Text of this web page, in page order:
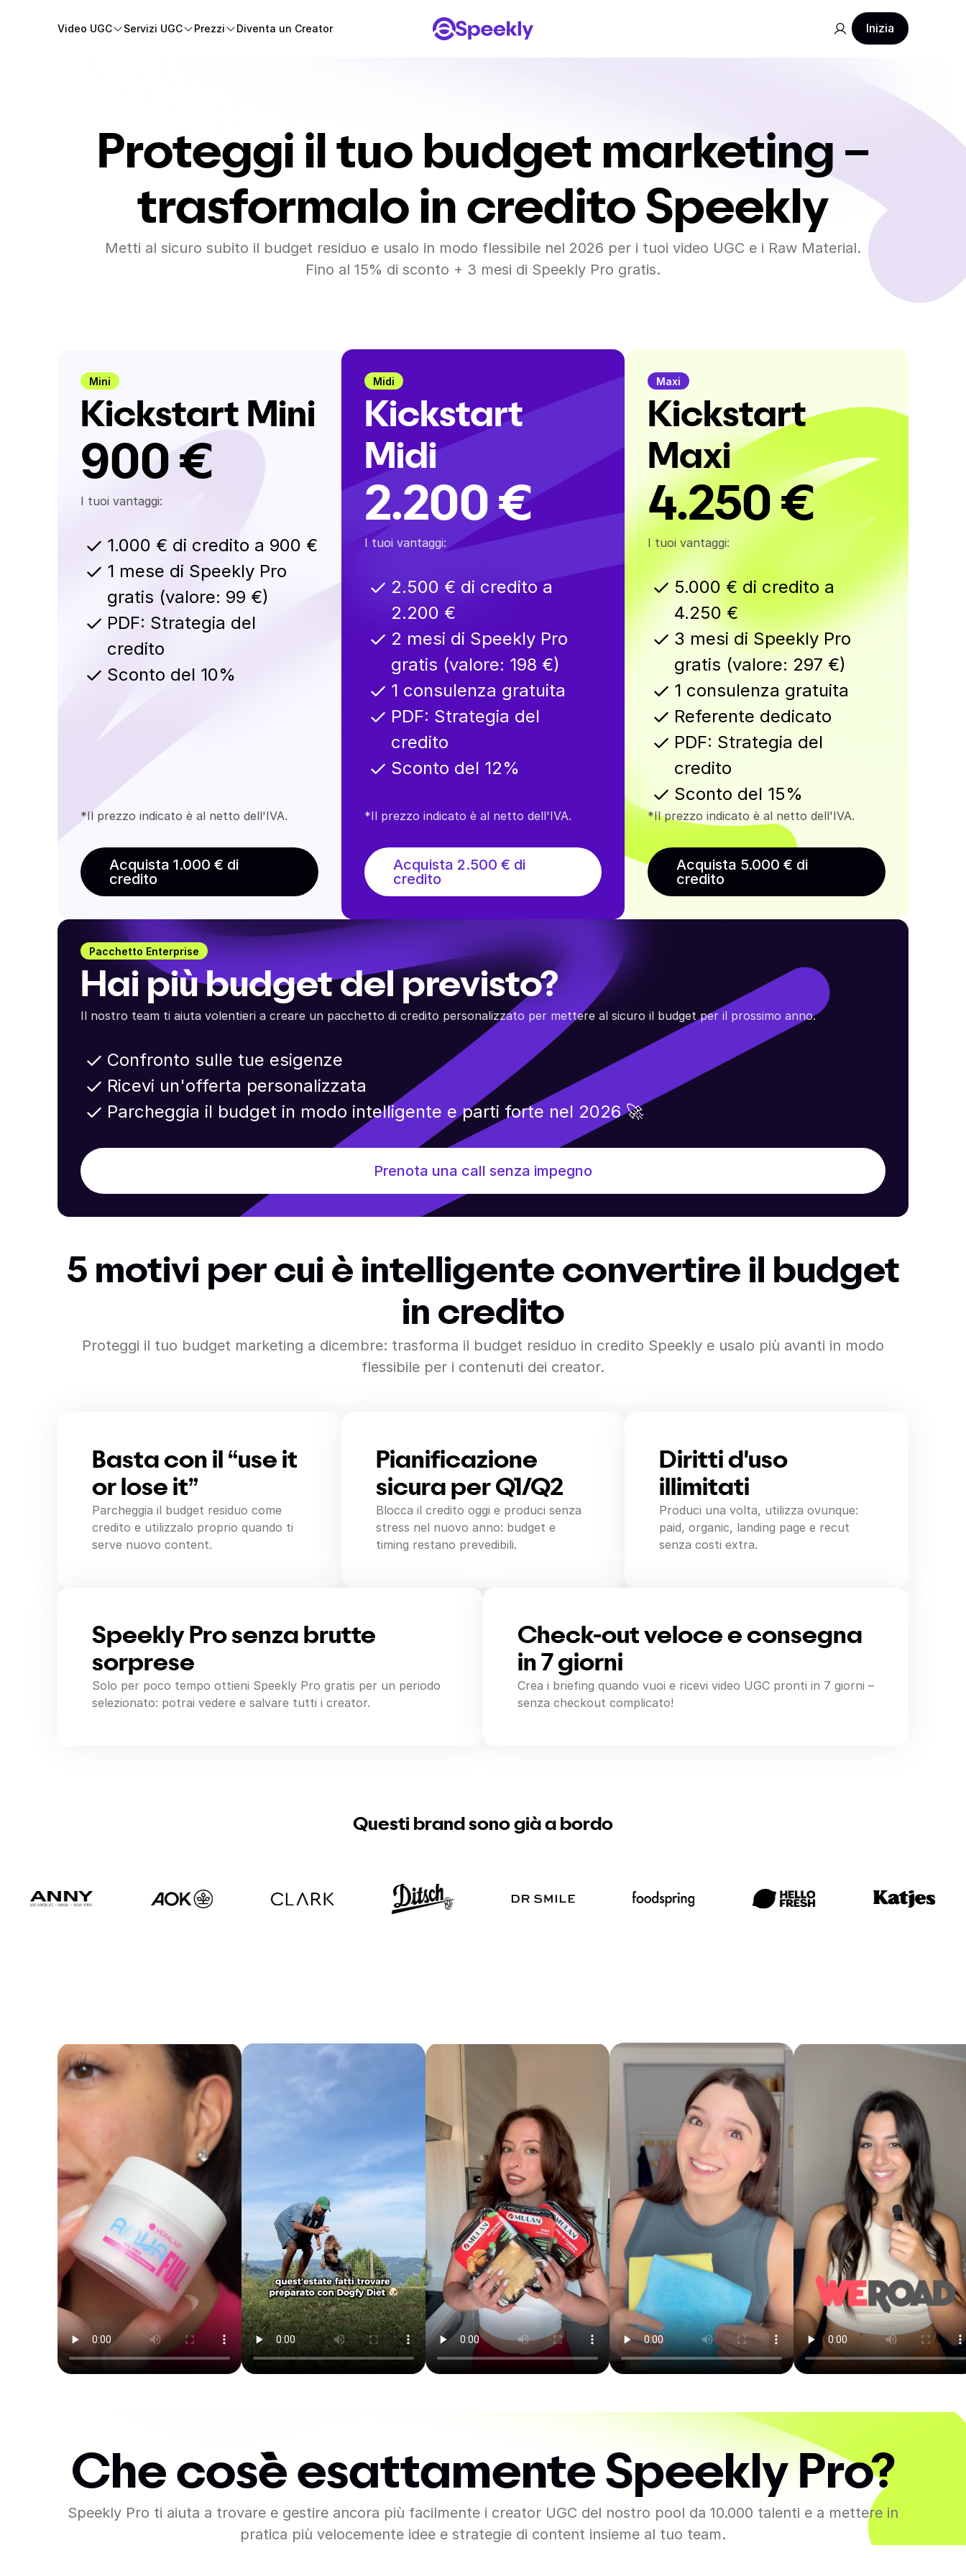
Video UGC Servizi UGC Prezzi Diventa un Creator Inizia
Proteggi il tuo budget marketing –
trasformalo in credito Speekly
Metti al sicuro subito il budget residuo e usalo in modo flessibile nel 2026 per i tuoi video UGC e i Raw Material.
Fino al 15% di sconto + 3 mesi di Speekly Pro gratis.
Mini
Kickstart Mini
900 €
I tuoi vantaggi:
1.000 € di credito a 900 €
1 mese di Speekly Pro
gratis (valore: 99 €)
PDF: Strategia del
credito
Sconto del 10%
*Il prezzo indicato è al netto dell'IVA.
Acquista 1.000 € di
credito
Midi
Kickstart
Midi
2.200 €
I tuoi vantaggi:
2.500 € di credito a
2.200 €
2 mesi di Speekly Pro
gratis (valore: 198 €)
1 consulenza gratuita
PDF: Strategia del
credito
Sconto del 12%
*Il prezzo indicato è al netto dell'IVA.
Acquista 2.500 € di
credito
Maxi
Kickstart
Maxi
4.250 €
I tuoi vantaggi:
5.000 € di credito a
4.250 €
3 mesi di Speekly Pro
gratis (valore: 297 €)
1 consulenza gratuita
Referente dedicato
PDF: Strategia del
credito
Sconto del 15%
*Il prezzo indicato è al netto dell'IVA.
Acquista 5.000 € di
credito
Pacchetto Enterprise
Hai più budget del previsto?
Il nostro team ti aiuta volentieri a creare un pacchetto di credito personalizzato per mettere al sicuro il budget per il prossimo anno.
Confronto sulle tue esigenze
Ricevi un'offerta personalizzata
Parcheggia il budget in modo intelligente e parti forte nel 2026 🚀
Prenota una call senza impegno
5 motivi per cui è intelligente convertire il budget
in credito
Proteggi il tuo budget marketing a dicembre: trasforma il budget residuo in credito Speekly e usalo più avanti in modo
flessibile per i contenuti dei creator.
Basta con il “use it
or lose it”
Parcheggia il budget residuo come
credito e utilizzalo proprio quando ti
serve nuovo content.
Pianificazione
sicura per Q1/Q2
Blocca il credito oggi e produci senza
stress nel nuovo anno: budget e
timing restano prevedibili.
Diritti d'uso
illimitati
Produci una volta, utilizza ovunque:
paid, organic, landing page e recut
senza costi extra.
Speekly Pro senza brutte
sorprese
Solo per poco tempo ottieni Speekly Pro gratis per un periodo
selezionato: potrai vedere e salvare tutti i creator.
Check-out veloce e consegna
in 7 giorni
Crea i briefing quando vuoi e ricevi video UGC pronti in 7 giorni –
senza checkout complicato!
Questi brand sono già a bordo
Che cos`è esattamente Speekly Pro?
Speekly Pro ti aiuta a trovare e gestire ancora più facilmente i creator UGC del nostro pool da 10.000 talenti e a mettere in
pratica più velocemente idee e strategie di content insieme al tuo team.